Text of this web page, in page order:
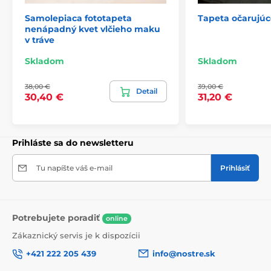
2) Fototapety s úpravou motívu podľa rozmeru
veľkosti, čo môže viesť k jeho miernemu orezaniu. Po
pozrieť presný náhľad. Každá tapeta sa skladá z pásov
širokých 49 cm.
Samolepiaca fototapeta
nenápadný kvet vlčieho maku
v tráve
Skladom
38,00 €
30,40 €
Detail
Tapeta
Skladom
39,00 €
31,20 €
Prihláste sa do newsletteru
Tu napíšte váš e-mail Prihlásiť
Potrebujete poradiť online
Zákaznický servis je k dispozícii
+421 222 205 439
info@nostre.sk